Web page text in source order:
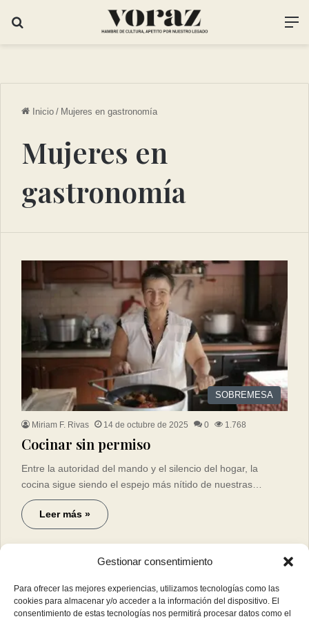
Gestionar consentimiento
Para ofrecer las mejores experiencias, utilizamos tecnologías como las
cookies para almacenar y/o acceder a la información del dispositivo. El
consentimiento de estas tecnologías nos permitirá procesar datos como el
Inicio / Mujeres en gastronomía
Mujeres en
gastronomía
SOBREMESA
Miriam F. Rivas 14 de octubre de 2025 0 1.768
Cocinar sin permiso
Entre la autoridad del mando y el silencio del hogar, la
cocina sigue siendo el espejo más nítido de nuestras…
Leer más »